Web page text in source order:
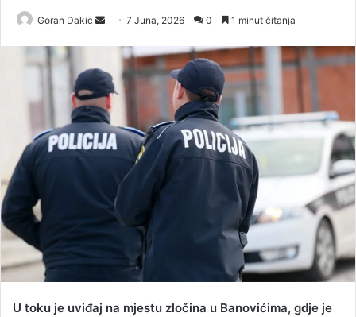
Goran Dakic
d
a
n
e
m
l
7 Juna, 2026 0 1 minut čitanja
U toku je uviđaj na mjestu zločina u Banovićima, gdje je